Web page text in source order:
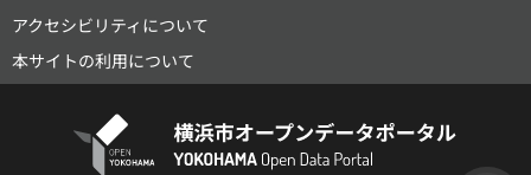
アクセシビリティについて
本サイトの利用について